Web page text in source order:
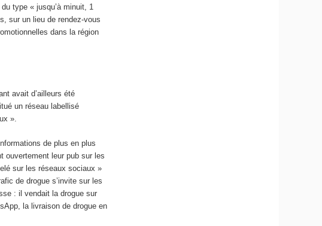
type « jusqu’à minuit, 1
sur un lieu de rendez-vous
dans la région
avait d’ailleurs été
un réseau labellisé
».
de plus en plus
ouvertement leur pub sur les
sur les réseaux sociaux »
de drogue s’invite sur les
: il vendait la drogue sur
la livraison de drogue en